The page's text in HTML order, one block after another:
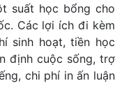
suất học bổng cho
Các lợi ích đi kèm
sinh hoạt, tiền học
định cuộc sống, trợ
chi phí in ấn luận